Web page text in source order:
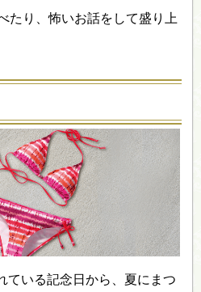
たり、怖いお話をして盛り上
ている記念日から、夏にまつ